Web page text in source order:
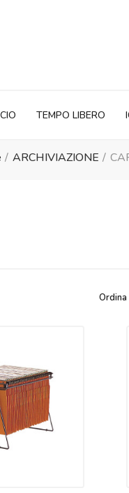
TEMPO LIBERO
ARCHIVIAZIONE
Ordina